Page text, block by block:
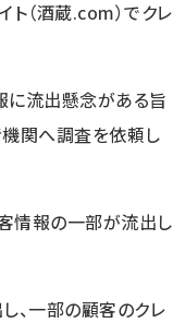
（酒蔵.com）でクレ
に流出懸念がある旨
機関へ調査を依頼し
情報の一部が流出し
、一部の顧客のクレ